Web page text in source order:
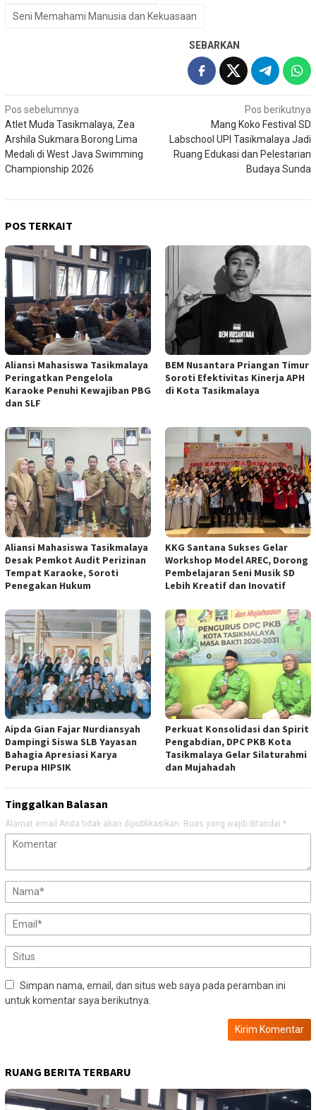
Seni Memahami Manusia dan Kekuasaan
SEBARKAN
Navigasi
pos
Pos sebelumnya
Atlet Muda Tasikmalaya, Zea
Arshila Sukmara Borong Lima
Medali di West Java Swimming
Championship 2026
Pos berikutnya
Mang Koko Festival SD
Labschool UPI Tasikmalaya Jadi
Ruang Edukasi dan Pelestarian
Budaya Sunda
POS TERKAIT
Aliansi Mahasiswa Tasikmalaya
Peringatkan Pengelola
Karaoke Penuhi Kewajiban PBG
dan SLF
BEM Nusantara Priangan Timur
Soroti Efektivitas Kinerja APH
di Kota Tasikmalaya
Aliansi Mahasiswa Tasikmalaya
Desak Pemkot Audit Perizinan
Tempat Karaoke, Soroti
Penegakan Hukum
KKG Santana Sukses Gelar
Workshop Model AREC, Dorong
Pembelajaran Seni Musik SD
Lebih Kreatif dan Inovatif
Aipda Gian Fajar Nurdiansyah
Dampingi Siswa SLB Yayasan
Bahagia Apresiasi Karya
Perupa HIPSIK
Perkuat Konsolidasi dan Spirit
Pengabdian, DPC PKB Kota
Tasikmalaya Gelar Silaturahmi
dan Mujahadah
Tinggalkan Balasan
Alamat email Anda tidak akan dipublikasikan. Ruas yang wajib ditandai *
Simpan nama, email, dan situs web saya pada peramban ini
untuk komentar saya berikutnya.
RUANG BERITA TERBARU